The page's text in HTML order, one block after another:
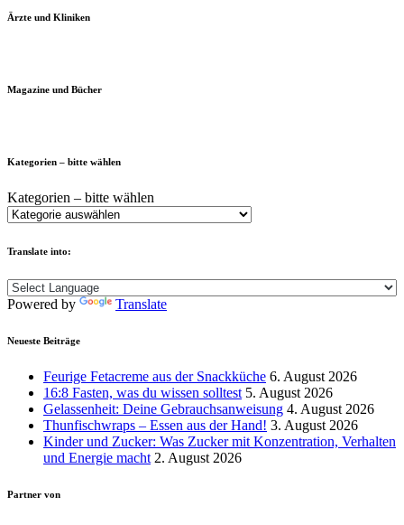
Ärzte und Kliniken
Magazine und Bücher
Kategorien – bitte wählen
Kategorien – bitte wählen
Translate into:
Powered by Translate
Neueste Beiträge
Feurige Fetacreme aus der Snackküche 6. August 2026
16:8 Fasten, was du wissen solltest 5. August 2026
Gelassenheit: Deine Gebrauchsanweisung 4. August 2026
Thunfischwraps – Essen aus der Hand! 3. August 2026
Kinder und Zucker: Was Zucker mit Konzentration, Verhalten
und Energie macht 2. August 2026
Partner von